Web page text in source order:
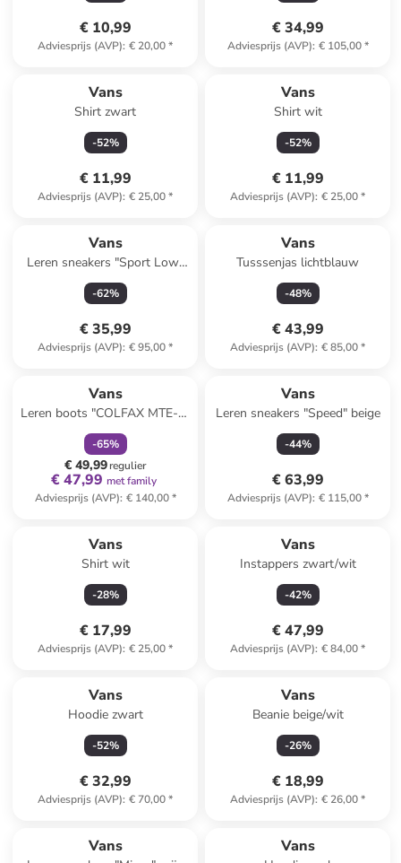
€ 10,99
Adviesprijs (AVP): € 20,00*
€ 34,99
Adviesprijs (AVP): € 105,00*
Vans
Shirt zwart
-52%
€ 11,99
Adviesprijs (AVP): € 25,00*
Vans
Shirt wit
-52%
€ 11,99
Adviesprijs (AVP): € 25,00*
Vans
Leren sneakers "Sport Low"
beige
-62%
€ 35,99
Adviesprijs (AVP): € 95,00*
Vans
Tusssenjas lichtblauw
-48%
€ 43,99
Adviesprijs (AVP): € 85,00*
Vans
Leren boots "COLFAX MTE-1"
zwart
-65%
€ 49,99regulier
€ 47,99 met family
Adviesprijs (AVP): € 140,00*
Vans
Leren sneakers "Speed" beige
-44%
€ 63,99
Adviesprijs (AVP): € 115,00*
Vans
Shirt wit
-28%
€ 17,99
Adviesprijs (AVP): € 25,00*
Vans
Instappers zwart/wit
-42%
€ 47,99
Adviesprijs (AVP): € 84,00*
Vans
Hoodie zwart
-52%
€ 32,99
Adviesprijs (AVP): € 70,00*
Vans
Beanie beige/wit
-26%
€ 18,99
Adviesprijs (AVP): € 26,00*
Vans Vans